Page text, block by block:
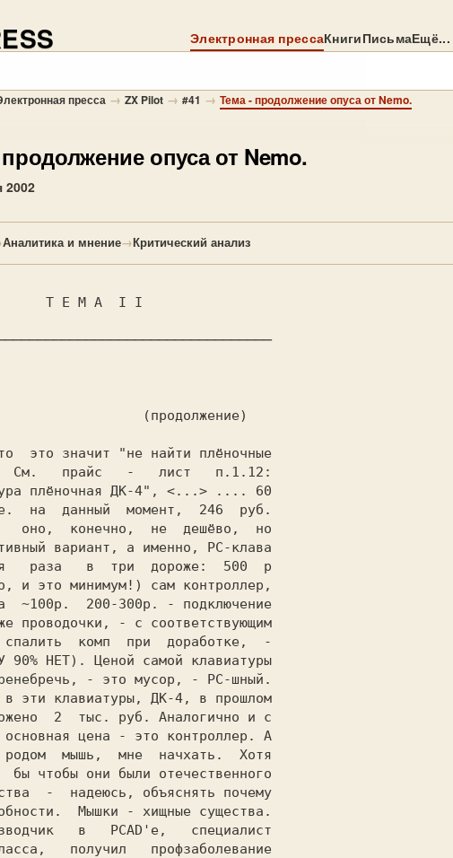
Электронная прессаКнигиПисьмаЕщё...
пресса → ZX Pilot → #41 → Тема - продолжение опуса от Nemo.
опуса от Nemo.
2002
Аналитика и мнение→Критический анализ
См.   прайс   -   лист   п.1.12:
плёночная ДК-4", <...> .... 60
на  данный  момент,  246  руб.
оно,  конечно,  не  дешёво,  но
вариант, а именно, РС-клава
раза   в  три  дороже:  500  р
и это минимум!) сам контроллер,
~100р.  200-300р. - подключение
проводочки, - с соответствующим
спалить  комп  при  доработке,  -
90% НЕТ). Ценой самой клавиатуры
- это мусор, - РС-шный.
эти клавиатуры, ДК-4, в прошлом
2  тыс. руб. Аналогично и с
цена - это контроллер. А
родом  мышь,  мне  начхать.  Хотя
бы чтобы они были отечественного
-  надеюсь, объяснять почему
Мышки - хищные существа.
в   PCAD'е,   специалист
получил   профзаболевание